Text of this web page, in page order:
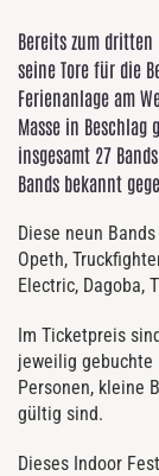
Bereits zum dritten
seine Tore für die
Ferienanlage am
Masse in Beschlag
insgesamt 27
Bands bekannt
Diese neun
Opeth,
Electric, Dagoba,
Im Ticketpreis
jeweilig
Personen, kleine
gültig sind.
Dieses Indoor